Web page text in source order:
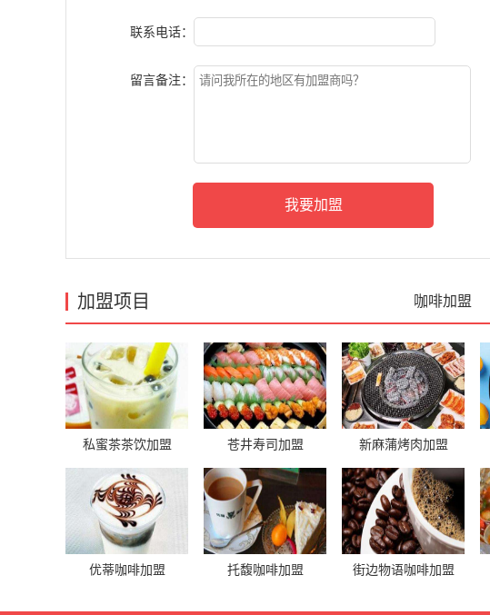
联系电话：
留言备注：
加盟项目 咖啡加盟
私蜜茶茶饮加盟 苍井寿司加盟 新麻蒲烤肉加盟
优蒂咖啡加盟 托馥咖啡加盟 街边物语咖啡加盟